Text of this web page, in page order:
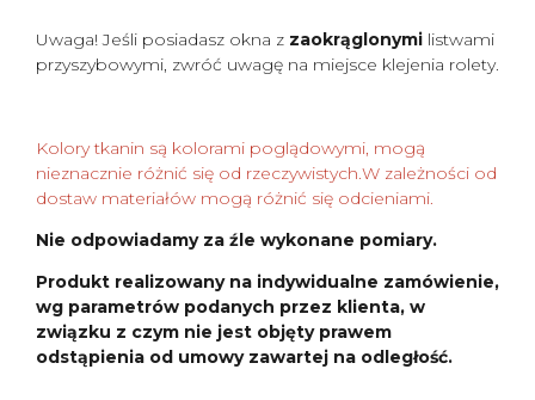
Uwaga! Jeśli posiadasz okna z zaokrąglonymi listwami
przyszybowymi, zwróć uwagę na miejsce klejenia rolety.
Kolory tkanin są kolorami poglądowymi, mogą
nieznacznie różnić się od rzeczywistych.W zależności od
dostaw materiałów mogą różnić się odcieniami.
Nie odpowiadamy za źle wykonane pomiary.
Produkt realizowany na indywidualne zamówienie,
wg parametrów podanych przez klienta, w
związku z czym nie jest objęty prawem
odstąpienia od umowy zawartej na odległość.